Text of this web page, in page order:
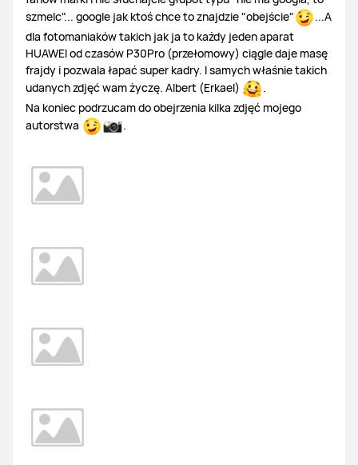
szmelc"... google jak ktoś chce to znajdzie "obejście"
...A
dla fotomaniaków takich jak ja to każdy jeden aparat
HUAWEI od czasów P30Pro (przełomowy) ciągle daje masę
frajdy i pozwala łapać super kadry. I samych właśnie takich
udanych zdjęć wam życzę. Albert (Erkael)
.
Na koniec podrzucam do obejrzenia kilka zdjęć mojego
autorstwa
.